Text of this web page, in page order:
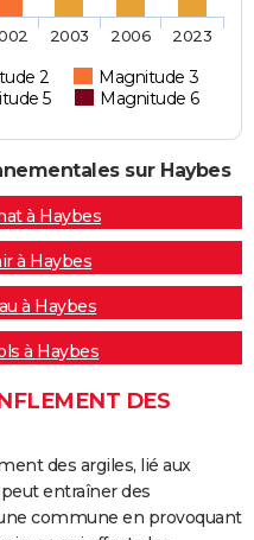
2
Magnitude 3
5 Magnitude 6
2003 2006 2023
sur Haybes
à Haybes
à Haybes
à Haybes
à Haybes
DES
des argiles, lié aux
entraîner des
commune en provoquant